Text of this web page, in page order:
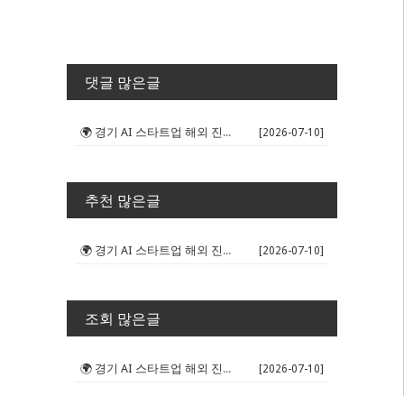
댓글 많은글
🌍 경기 AI 스타트업 해외 진출 판... [2026-07-10]
추천 많은글
🌍 경기 AI 스타트업 해외 진출 판... [2026-07-10]
조회 많은글
🌍 경기 AI 스타트업 해외 진출 판... [2026-07-10]